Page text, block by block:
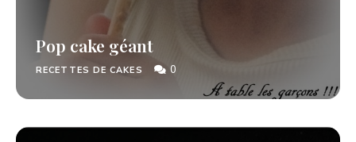
Pop cake géant
RECETTES DE CAKES 0